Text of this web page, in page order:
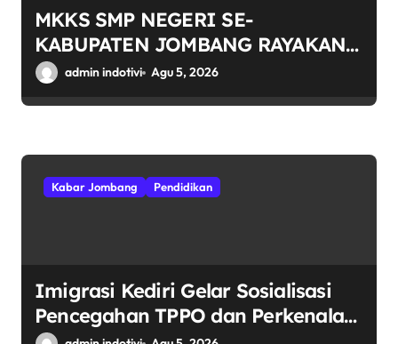
MKKS SMP NEGERI SE-
KABUPATEN JOMBANG RAYAKAN
HUT RI KE-81 DENGAN SEMANGAT
admin indotivi Agu 5, 2026
Kabar Jombang Pendidikan
Imigrasi Kediri Gelar Sosialisasi
Pencegahan TPPO dan Perkenalan